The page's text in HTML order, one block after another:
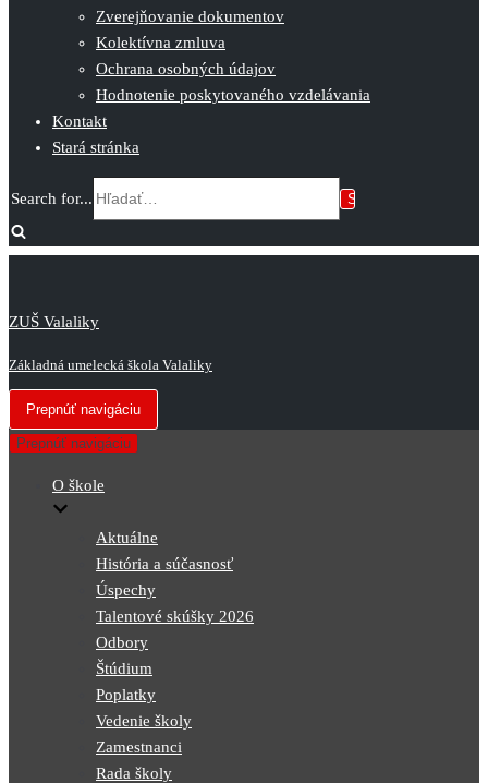
Zverejňovanie dokumentov
Kolektívna zmluva
Ochrana osobných údajov
Hodnotenie poskytovaného vzdelávania
Kontakt
Stará stránka
Search for...
ZUŠ Valaliky
Základná umelecká škola Valaliky
Prepnúť navigáciu
Prepnúť navigáciu
O škole
Aktuálne
História a súčasnosť
Úspechy
Talentové skúšky 2026
Odbory
Štúdium
Poplatky
Vedenie školy
Zamestnanci
Rada školy